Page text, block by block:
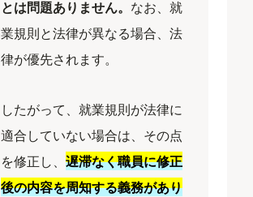
とは問題ありません。 なお、就
業規則と法律が異なる場合、法
律が優先されます。
したがって、就業規則が法律に
適合していない場合は、その点
を修正し、遅滞なく職員に修正
後の内容を周知する義務があり